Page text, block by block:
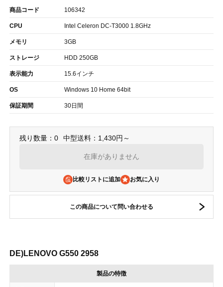
商品コード 106342
CPU Intel Celeron DC-T3000 1.8GHz
メモリ 3GB
ストレージ HDD 250GB
表示能力 15.6インチ
OS Windows 10 Home 64bit
保証期間 30日間
残り数量：0 中型送料：1,430円～
在庫がありません
比較リストに追加
この商品について問い合わせる
DE)LENOVO G550 2958
製品の特徴